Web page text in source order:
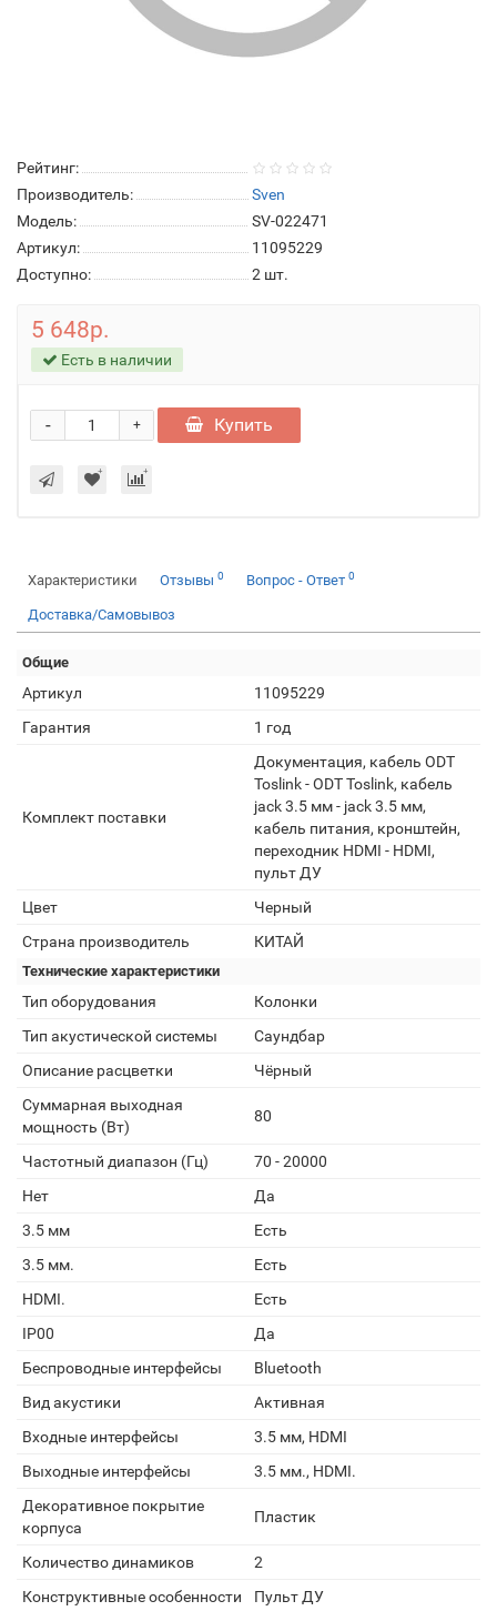
Рейтинг:
Производитель:
Sven
Модель:
SV-022471
Артикул:
11095229
Доступно:
2 шт.
5 648р.
Есть в наличии
+
- Купить
Характеристики Отзывы 0 Вопрос - Ответ 0
Доставка/Самовывоз
Общие
Артикул
11095229
Гарантия
1 год
Комплект поставки
Документация, кабель ODT
Toslink - ODT Toslink, кабель
jack 3.5 мм - jack 3.5 мм,
кабель питания, кронштейн,
переходник HDMI - HDMI,
пульт ДУ
Цвет
Черный
Страна производитель
КИТАЙ
Технические характеристики
Тип оборудования
Колонки
Тип акустической системы
Саундбар
Описание расцветки
Чёрный
Суммарная выходная
мощность (Вт)
80
Частотный диапазон (Гц)
70 - 20000
Нет
Да
3.5 мм
Есть
3.5 мм.
Есть
HDMI.
Есть
IP00
Да
Беспроводные интерфейсы
Bluetooth
Вид акустики
Активная
Входные интерфейсы
3.5 мм, HDMI
Выходные интерфейсы
3.5 мм., HDMI.
Декоративное покрытие
корпуса
Пластик
Количество динамиков
2
Конструктивные особенности
Пульт ДУ